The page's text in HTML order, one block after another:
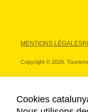
MENTIONS LÉGALES
Copyright © 2026.
Cookies